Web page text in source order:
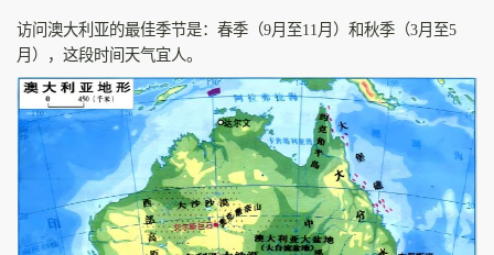
访问澳大利亚的最佳季节是：春季（9月至11月）和秋季（3月至5
月），这段时间天气宜人。